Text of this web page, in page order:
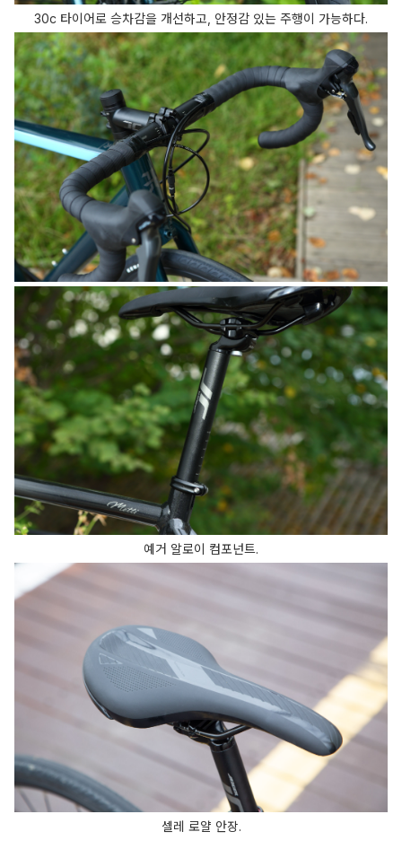
30c 타이어로 승차감을 개선하고, 안정감 있는 주행이 가능하다.
예거 알로이 컴포넌트.
셀레 로얄 안장.